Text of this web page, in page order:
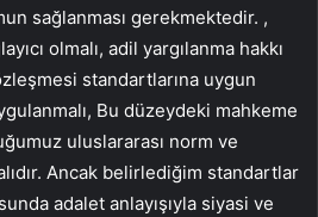
sağlanması gerekmektedir. ,
olmalı, adil yargılanma hakkı
standartlarına uygun
Bu düzeydeki mahkeme
uluslararası norm ve
Ancak belirlediğim standartlar
adalet anlayışıyla siyasi ve